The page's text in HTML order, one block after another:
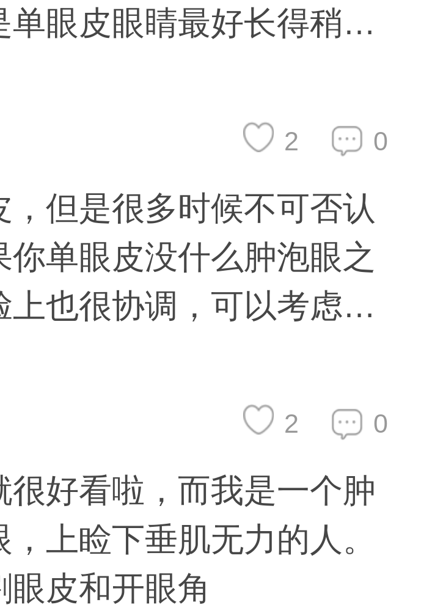
眼皮眼睛最好长得稍微
哥智银圣一样，里面描写
又不小，但很好看。 我就
皮的，太双了反而不好
多，有些女生双眼皮会
加深一点，像金素研就
0
2
但是很多时候不可否认
单眼皮没什么肿泡眼之
也很协调，可以考虑保
让人眼前一亮
0
2
很好看啦，而我是一个肿
上睑下垂肌无力的人。
皮和开眼角